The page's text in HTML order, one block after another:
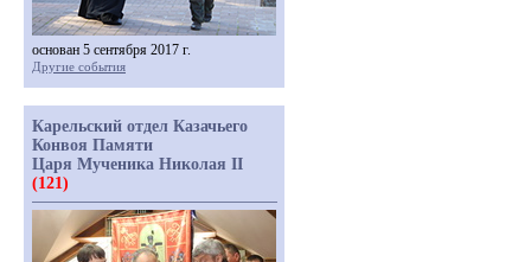
основан 5 сентября 2017 г.
Другие события
Карельский отдел Казачьего
Конвоя Памяти
Царя Мученика Николая II
(121)